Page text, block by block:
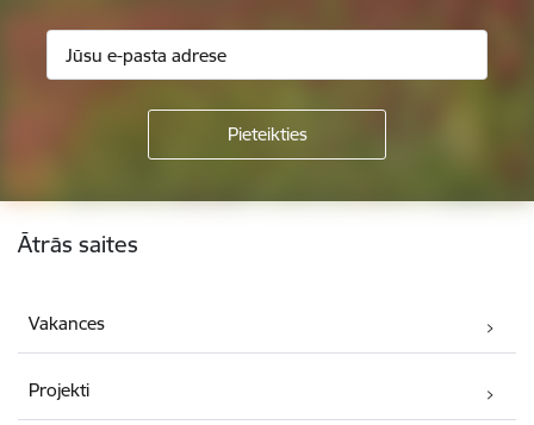
Kājene
Ātrās saites
Vakances
Projekti